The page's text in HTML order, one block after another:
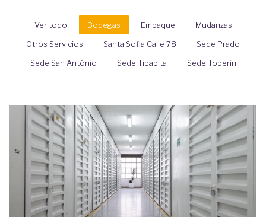
Ver todo Bodegas Empaque
Mudanzas
Otros Servicios
Santa Sofia Calle 78
Sede Prado
Sede San António
Sede Tibabita Sede Toberín